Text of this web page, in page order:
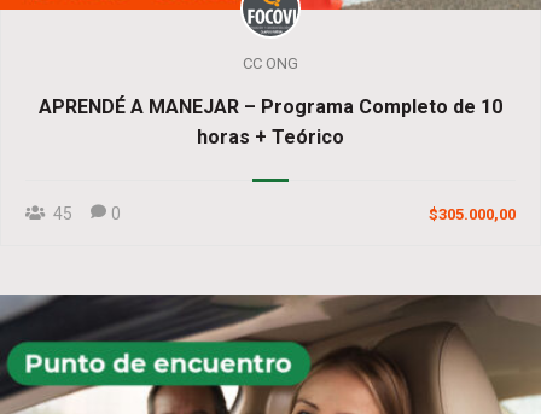
CC ONG
APRENDÉ A MANEJAR – Programa Completo de 10
horas + Teórico
45 0 $305.000,00